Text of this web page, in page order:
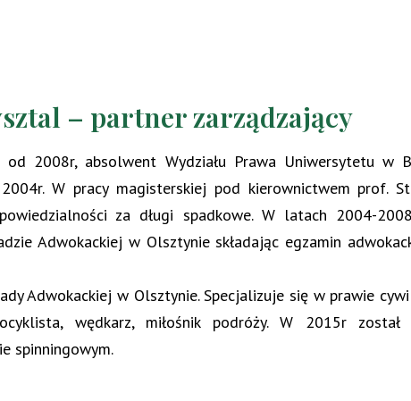
– partner zarządzający
2008r, absolwent Wydziału Prawa Uniwersytetu w
W pracy magisterskiej pod kierownictwem prof.
za długi spadkowe. W latach 2004-
Adwokackiej w Olsztynie składając egzamin
Adwokackiej w Olsztynie. Specjalizuje się w prawie
wędkarz, miłośnik podróży. W 2015r został
spinningowym.